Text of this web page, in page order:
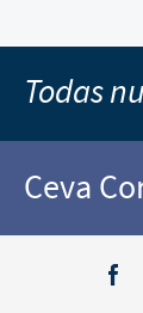
Todas
Ceva